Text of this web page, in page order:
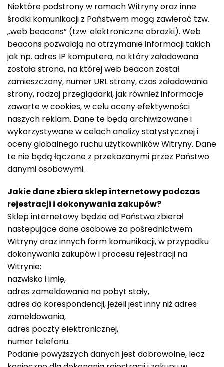
Niektóre podstrony w ramach Witryny oraz inne
środki komunikacji z Państwem mogą zawierać tzw.
„web beacons” (tzw. elektroniczne obrazki). Web
beacons pozwalają na otrzymanie informacji takich
jak np. adres IP komputera, na który załadowana
została strona, na której web beacon został
zamieszczony, numer URL strony, czas załadowania
strony, rodzaj przeglądarki, jak również informacje
zawarte w cookies, w celu oceny efektywności
naszych reklam. Dane te będą archiwizowane i
wykorzystywane w celach analizy statystycznej i
oceny globalnego ruchu użytkowników Witryny. Dane
te nie będą łączone z przekazanymi przez Państwo
danymi osobowymi.
Jakie dane zbiera sklep internetowy podczas
rejestracji i dokonywania zakupów?
Sklep internetowy będzie od Państwa zbierał
następujące dane osobowe za pośrednictwem
Witryny oraz innych form komunikacji, w przypadku
dokonywania zakupów i procesu rejestracji na
Witrynie:
nazwisko i imię,
adres zameldowania na pobyt stały,
adres do korespondencji, jeżeli jest inny niż adres
zameldowania,
adres poczty elektronicznej,
numer telefonu.
Podanie powyższych danych jest dobrowolne, lecz